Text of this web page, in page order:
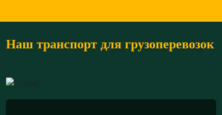
Наш транспорт для грузоперевозок